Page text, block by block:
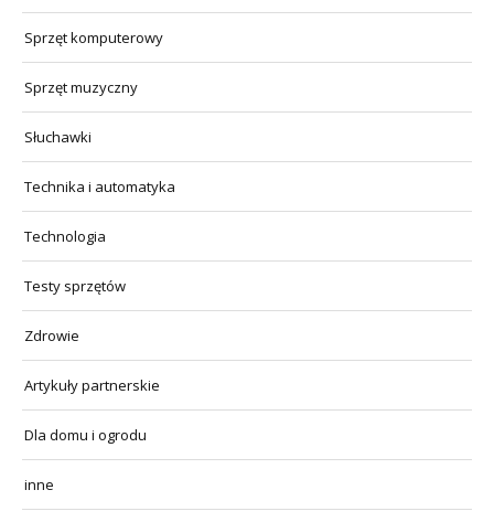
Sprzęt komputerowy
Sprzęt muzyczny
Słuchawki
Technika i automatyka
Technologia
Testy sprzętów
Zdrowie
Artykuły partnerskie
Dla domu i ogrodu
inne